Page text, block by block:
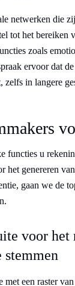
netwerken die
tot het bereiken
zoals
ervoor dat
zelfs in langere
functies u
het genereren
gaan we de
voor het
stemmen